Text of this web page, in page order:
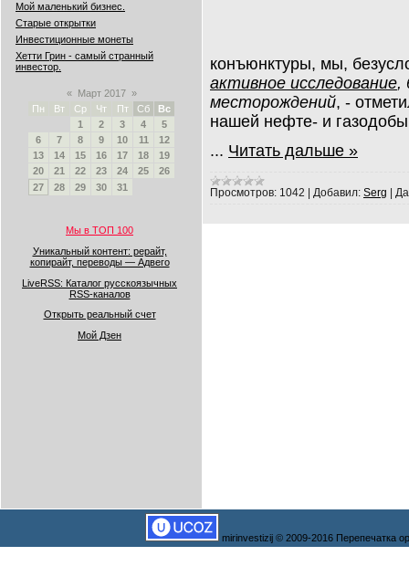
Мой маленький бизнес.
Старые открытки
Инвестиционные монеты
Хетти Грин - самый странный
инвестор.
« Март 2017 »
Пн
Вт Ср Чт Пт Сб
Вс
1
2 3 4
5
6
7 8 9 10 11
12
13
14 15 16 17 18
19
20
21 22 23 24 25
26
27
28 29 30 31
Мы в ТОП 100
Уникальный контент: рерайт,
копирайт, переводы — Адвего
LiveRSS: Каталог русскоязычных
RSS-каналов
Открыть реальный счет
Мой Дзен
конъюнктуры, мы,
активное исследование,
месторождений, -
нашей нефте- и
... Читать дальше »
Просмотров: 1042 Добавил: Serg
mirinvestizij © 2009-2016 Перепечатка